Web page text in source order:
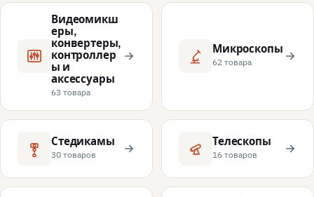
Видеомикш
еры,
конвертеры,
контроллер
ы и
аксессуары
63 товара
Микроскопы
62 товара
Стедикамы
30 товаров
Телескопы
16 товаров